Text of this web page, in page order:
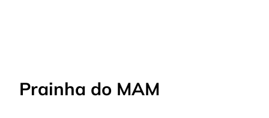
Prainha do MAM